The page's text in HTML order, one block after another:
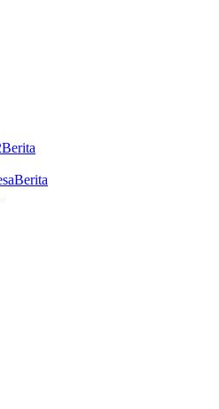
Berita
Berita